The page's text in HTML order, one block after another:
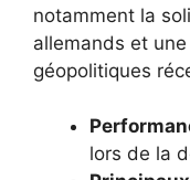
notamment la
allemands et
géopolitiques
lors de la